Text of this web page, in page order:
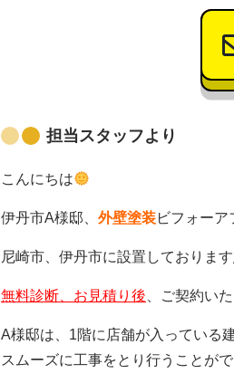
担当スタッフより
こんにちは
伊丹市A様邸、 外壁塗装ビフォーア
尼崎市、伊丹市に設置しております
無料診断、お見積り後 、ご契約い
A様邸は、1階に店舗が入っている
スムーズに工事をとり行うことがで